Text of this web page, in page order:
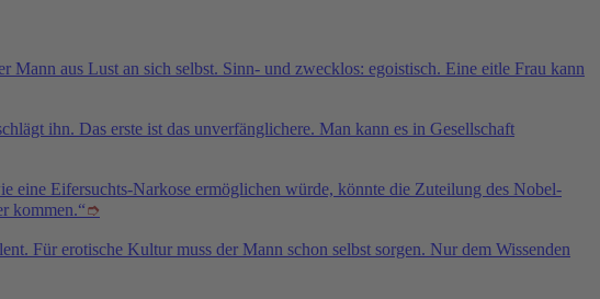
aus Lust an sich selbst. Sinn- und zwecklos: egoistisch. Eine eitle Frau kann
ihn. Das erste ist das unverfänglichere. Man kann es in Gesellschaft
eine Eifersuchts-Narkose ermöglichen würde, könnte die Zuteilung des Nobel-
kommen.“➮
Für erotische Kultur muss der Mann schon selbst sorgen. Nur dem Wissenden